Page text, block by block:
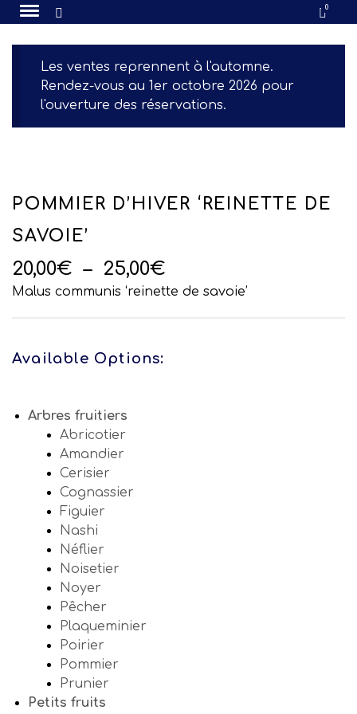
0
Les ventes reprennent à l'automne.
Rendez-vous au 1er octobre 2026 pour
l'ouverture des réservations.
POMMIER D’HIVER ‘REINETTE DE
SAVOIE’
20,00€ – 25,00€
de
Malus communis ‘reinette de savoie’
Available Options:
Arbres fruitiers
Abricotier
Amandier
Cerisier
Cognassier
Figuier
Nashi
Néflier
Noisetier
Noyer
Pêcher
Plaqueminier
Poirier
Pommier
Prunier
Petits fruits